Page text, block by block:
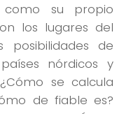
su propio
los lugares del
posibilidades de
nórdicos y
se calcula
de fiable es?